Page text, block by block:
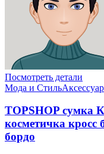
Посмотреть детали
Мода и Стиль
TOPSHOP сумка
косметичка кросс
бордо